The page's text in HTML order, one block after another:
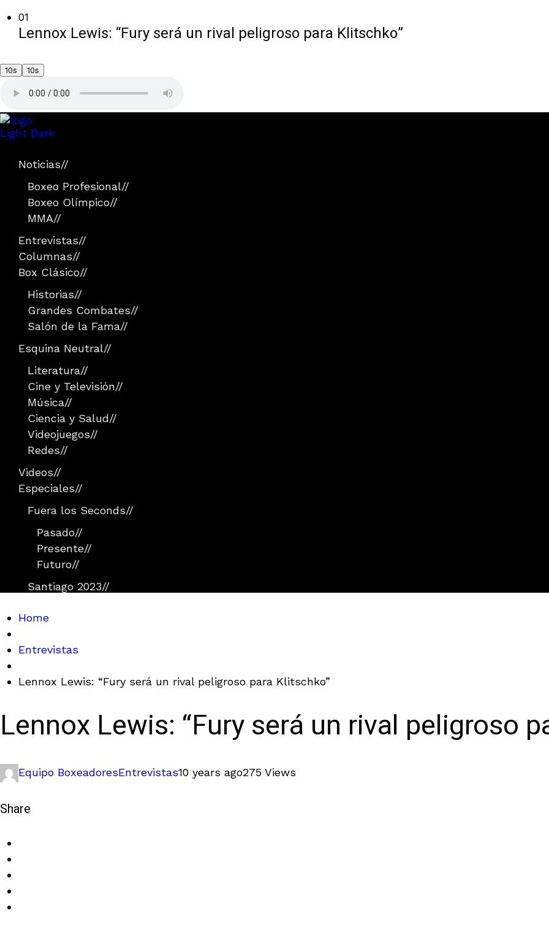
01
Lennox Lewis: “Fury será un rival peligroso para Klitschko”
10s 10s
Light Dark
Noticias//
Boxeo Profesional//
Boxeo Olímpico//
MMA//
Entrevistas//
Columnas//
Box Clásico//
Historias//
Grandes Combates//
Salón de la Fama//
Esquina Neutral//
Literatura//
Cine y Televisión//
Música//
Ciencia y Salud//
Videojuegos//
Redes//
Videos//
Especiales//
Fuera los Seconds//
Pasado//
Presente//
Futuro//
Santiago 2023//
Home
Entrevistas
Lennox Lewis: “Fury será un rival peligroso para Klitschko”
Lennox Lewis: “Fury será un rival peligroso
Equipo BoxeadoresEntrevistas10 years ago275 Views
Share